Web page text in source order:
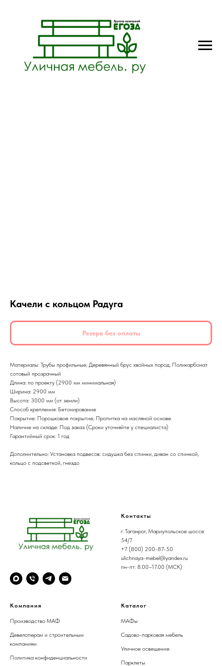
Качели с кольцом Радуга
Резерв без оплаты
Материалы: Трубы профильные; Деревянный брус хвойных пород; Поликарбонат
сотовый прозрачный
Длина: по проекту (2900 мм минимальная)
Ширина: 2900 мм
Высота: 3000 мм (от земли)
Способ крепления: Бетонирование
Покрытие: Порошковое покрытие; Пропитка на масляной основе.
Наличие на складе: Под заказ (Сроки уточняйте у специалиста)
Гарантийный срок: 1 год
Дополнительно: Установка подвесов: сидушка без спинки, диван со спинкой,
кольцо с подсветкой, гнездо
Контакты
г. Таганрог, Мариупольское шоссе
54/7
+7 (800) 200-87-50
ulichnaya-mebel@yandex.ru
пн-пт: 8.00–17.00 (МСК)
Компания
Производство МАФ
Девелоперам и строительным
компаниям
Политика конфиденциальности
Каталог
МАФы
Садово-парковая мебель
Уличное освещение
Парклеты